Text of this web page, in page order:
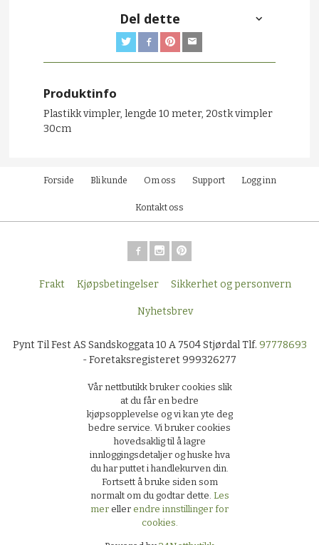
Del dette
Produktinfo
Plastikk vimpler, lengde 10 meter, 20stk vimpler
30cm
Forside Bli kunde Om oss Support Logg inn
Kontakt oss
Frakt Kjøpsbetingelser Sikkerhet og personvern
Nyhetsbrev
Pynt Til Fest AS Sandskoggata 10 A 7504 Stjørdal Tlf. 97778693
- Foretaksregisteret 999326277
Vår nettbutikk bruker cookies slik
at du får en bedre
kjøpsopplevelse og vi kan yte deg
bedre service. Vi bruker cookies
hovedsaklig til å lagre
innloggingsdetaljer og huske hva
du har puttet i handlekurven din.
Fortsett å bruke siden som
normalt om du godtar dette. Les
mer eller endre innstillinger for
cookies.